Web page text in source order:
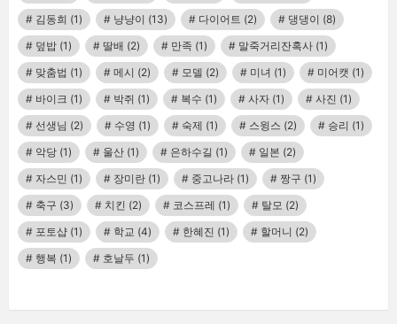
김동희 (1) 냥냥이 (13) 다이어트 (2) 댕댕이 (8)
덮밥 (1) 딸배 (2) 만족 (1) 말죽거리잔혹사 (1)
맞춤법 (1) 메시 (2) 모델 (2) 미녀 (1) 미어캣 (1)
바이크 (1) 박쥐 (1) 복수 (1) 사자 (1) 사진 (1)
선생님 (2) 수영 (1) 숙제 (1) 스윙스 (2) 승리 (1)
악당 (1) 울산 (1) 은하수길 (1) 일본 (2)
자스민 (1) 장미란 (1) 중고나라 (1) 짱구 (1)
축구 (3) 치킨 (2) 코스프레 (1) 탈모 (2)
포토샵 (1) 학교 (4) 한혜진 (1) 할머니 (2)
행복 (1) 호날두 (1)